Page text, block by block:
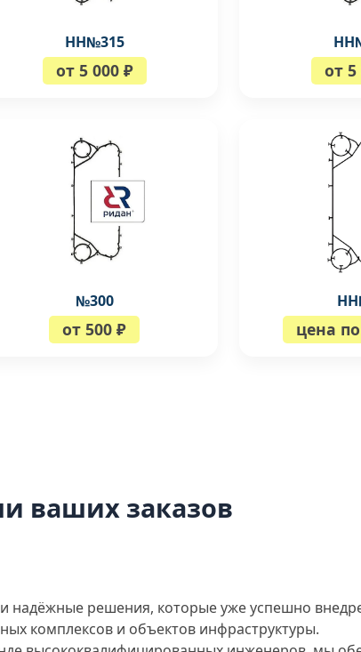
НН№315
от 5 000 ₽ от 5
№300
от 500 ₽ цена
ваших заказов
надёжные решения, которые уже успешно
комплексов и объектов инфраструктуры.